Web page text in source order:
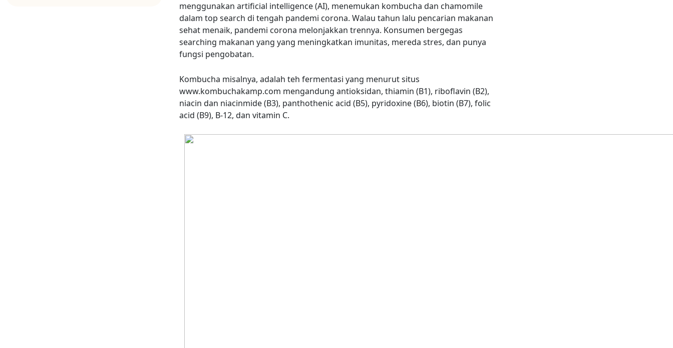
menggunakan artificial intelligence (AI), menemukan kombucha dan chamomile
dalam top search di tengah pandemi corona. Walau tahun lalu pencarian makanan
sehat menaik, pandemi corona melonjakkan trennya. Konsumen bergegas
searching makanan yang yang meningkatkan imunitas, mereda stres, dan punya
fungsi pengobatan.
Kombucha misalnya, adalah teh fermentasi yang menurut situs
www.kombuchakamp.com mengandung antioksidan, thiamin (B1), riboflavin (B2),
niacin dan niacinmide (B3), panthothenic acid (B5), pyridoxine (B6), biotin (B7), folic
acid (B9), B-12, dan vitamin C.